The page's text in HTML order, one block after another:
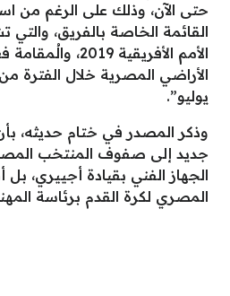
حتى الآن، وذلك على الرغم من
القائمة الخاصة بالفريق،
الأمم الأفريقية
يوليو”.
وذكر المصدر في ختام حديثه،
جديد إلى صفوف المنتخب
الجهاز الفني بقيادة أجييري،
المصري لكرة القدم برئاسة